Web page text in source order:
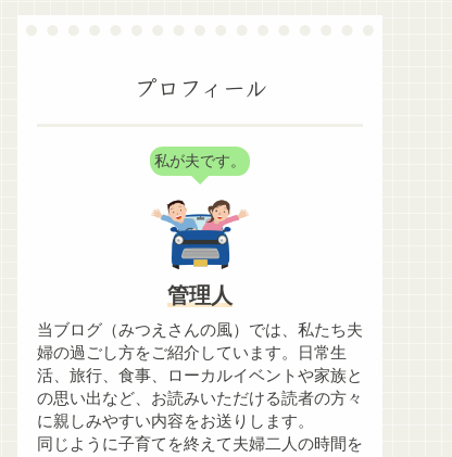
プロフィール
私が夫です。
管理人
当ブログ（みつえさんの風）では、私たち夫
婦の過ごし方をご紹介しています。日常生
活、旅行、食事、ローカルイベントや家族と
の思い出など、お読みいただける読者の方々
に親しみやすい内容をお送りします。
同じように子育てを終えて夫婦二人の時間を